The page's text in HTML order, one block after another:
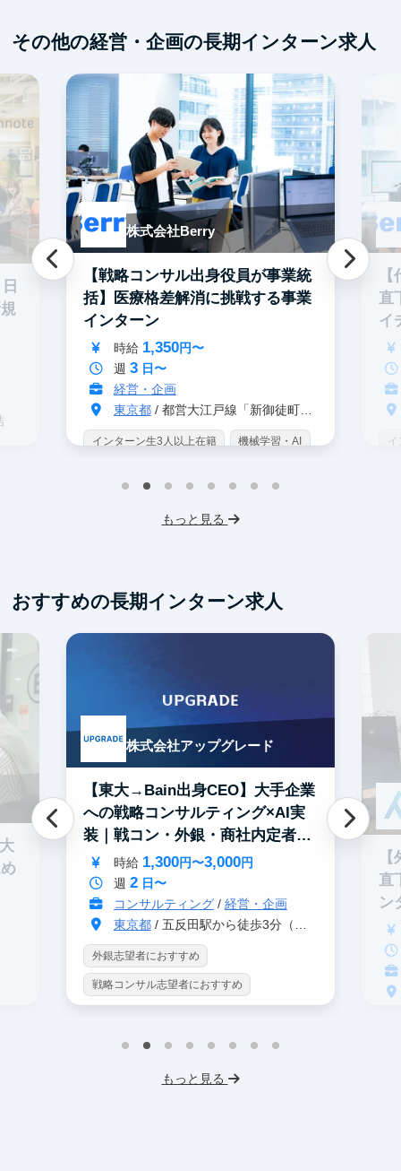
その他の経営・企画の長期インターン求人
株式会社Berry
【戦略コンサル出身役員が事業統
括】医療格差解消に挑戦する事業
インターン
時給 1,350円〜
週 3日〜
経営・企画
東京都/ 都営大江戸線「新御徒町駅」 A4出口 徒歩3分
インターン生3人以上在籍 機械学習・AI
直
イ
ン
もっと見る
おすすめの長期インターン求人
株式会社アップグレード
【東大→Bain出身CEO】大手企業
への戦略コンサルティング×AI実
装｜戦コン・外銀・商社内定者多
数
時給 1,300円〜3,000円
週 2日〜
コンサルティング/ 経営・企画
東京都/ 五反田駅から徒歩3分（大崎駅から徒歩8分）
外銀志望者におすすめ
戦略コンサル志望者におすすめ
プロダクトマネジメント 事業立案
データサイエンス
直
ン
もっと見る